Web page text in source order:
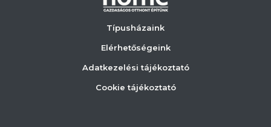
Típusházaink
Elérhetőségeink
Adatkezelési tájékoztató
Cookie tájékoztató